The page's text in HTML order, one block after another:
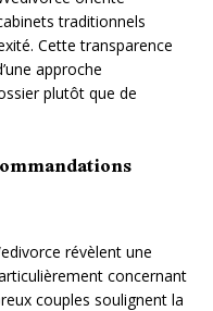
traditionnels
Cette transparence
approche
plutôt que de
révèlent une
concernant
couples soulignent la